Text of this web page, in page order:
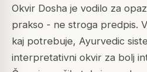
Okvir Dosha je vodilo za
prakso - ne stroga predpis.
kaj potrebuje, Ayurvedic
interpretativni okvir za bolj